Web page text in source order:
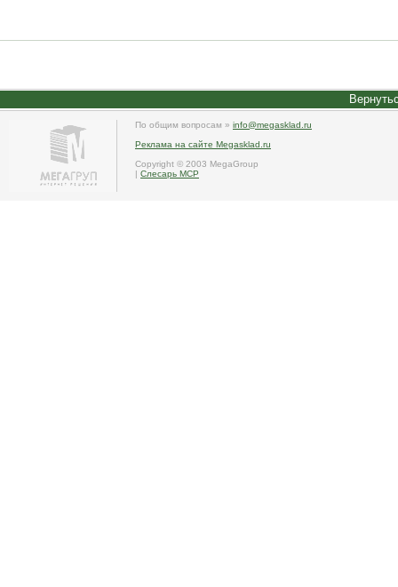
По общим вопросам » info@megasklad.ru
Реклама на сайте Megasklad.ru
Copyright © 2003 MegaGroup
| Слесарь МСР